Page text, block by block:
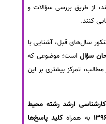
از طریق بررسی سؤالات و
کنند.
سال‌های قبل، آشنایی با
سؤال است؛ موضوعی که
تمرکز بیشتری بر این
ارشد رشته محیط
به همراه کلید پاسخ‌ها